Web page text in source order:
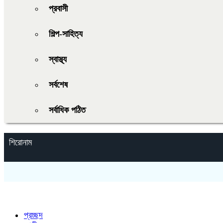
প্রবাসী
শিল্প-সাহিত্য
স্বাস্থ্য
সর্বশেষ
সর্বাধিক পঠিত
শিরোনাম
প্রচ্ছদ